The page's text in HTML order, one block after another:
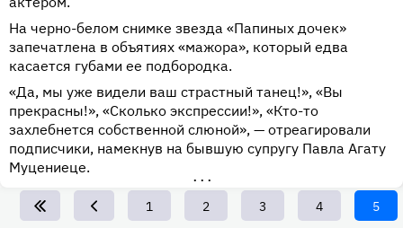
На черно-белом снимке звезда «Папиных дочек»
запечатлена в объятиях «мажора», который едва
касается губами ее подбородка.
«Да, мы уже видели ваш страстный танец!», «Вы
прекрасны!», «Сколько экспрессии!», «Кто-то
захлебнется собственной слюной», — отреагировали
подписчики, намекнув на бывшую супругу Павла Агату
Муцениеце.
•••
Page
1 Page
2 Page
3 Page
4 5